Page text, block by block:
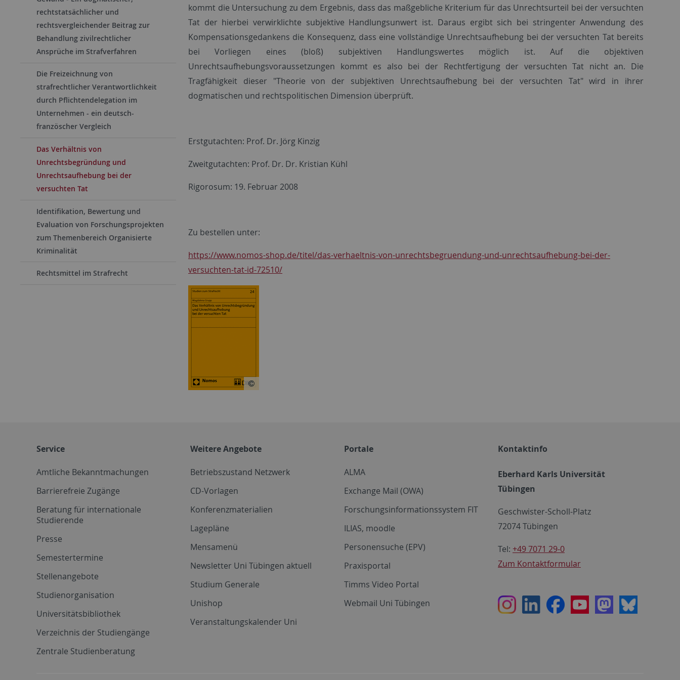
rechtstatsächlicher und
rechtsvergleichender Beitrag zur
Behandlung zivilrechtlicher
Ansprüche im Strafverfahren
Die Freizeichnung von
strafrechtlicher Verantwortlichkeit
durch Pflichtendelegation im
Unternehmen - ein deutsch-
französcher Vergleich
Das Verhältnis von
Unrechtsbegründung und
Unrechtsaufhebung bei der
versuchten Tat
Identifikation, Bewertung und
Evaluation von Forschungsprojekten
zum Themenbereich Organisierte
Kriminalität
Rechtsmittel im Strafrecht
kommt die Untersuchung zu dem Ergebnis, dass das maßgebliche Kriterium für das Unrechtsurteil bei der versuchten
Tat der hierbei verwirklichte subjektive Handlungsunwert ist. Daraus ergibt sich bei stringenter Anwendung des
Kompensationsgedankens die Konsequenz, dass eine vollständige Unrechtsaufhebung bei der versuchten Tat bereits
bei Vorliegen eines (bloß) subjektiven Handlungswertes möglich ist. Auf die objektiven
Unrechtsaufhebungsvoraussetzungen kommt es also bei der Rechtfertigung der versuchten Tat nicht an. Die
Tragfähigkeit dieser "Theorie von der subjektiven Unrechtsaufhebung bei der versuchten Tat" wird in ihrer
dogmatischen und rechtspolitischen Dimension überprüft.
Erstgutachten: Prof. Dr. Jörg Kinzig
Zweitgutachten: Prof. Dr. Dr. Kristian Kühl
Rigorosum: 19. Februar 2008
Zu bestellen unter:
https://www.nomos-shop.de/titel/das-verhaeltnis-von-unrechtsbegruendung-und-unrechtsaufhebung-bei-der-
versuchten-tat-id-72510/
Service
Amtliche Bekanntmachungen
Barrierefreie Zugänge
Beratung für internationale
Studierende
Presse
Semestertermine
Stellenangebote
Studienorganisation
Universitätsbibliothek
Verzeichnis der Studiengänge
Zentrale Studienberatung
Weitere Angebote
Betriebszustand Netzwerk
CD-Vorlagen
Konferenzmaterialien
Lagepläne
Mensamenü
Newsletter Uni Tübingen aktuell
Studium Generale
Unishop
Veranstaltungskalender Uni
Portale
ALMA
Exchange Mail (OWA)
Forschungsinformationssystem FIT
ILIAS, moodle
Personensuche (EPV)
Praxisportal
Timms Video Portal
Webmail Uni Tübingen
Kontaktinfo
Eberhard Karls Universität
Tübingen
Geschwister-Scholl-Platz
72074 Tübingen
Tel: +49 7071 29-0
Zum Kontaktformular
InstagramLinkedInFacebookYoutubeMastodon
Bluesky